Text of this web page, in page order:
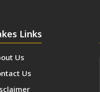
Links
Us
Us